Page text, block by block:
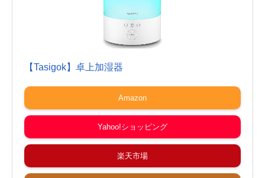
【Tasigok】卓上加湿器
Amazon
Yahoo!ショッピング
楽天市場